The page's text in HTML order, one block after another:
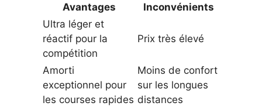
Avantages
Inconvénients
Ultra léger et
réactif pour la
compétition
Prix très élevé
Amorti
exceptionnel pour
les courses rapides
Moins de confort
sur les longues
distances